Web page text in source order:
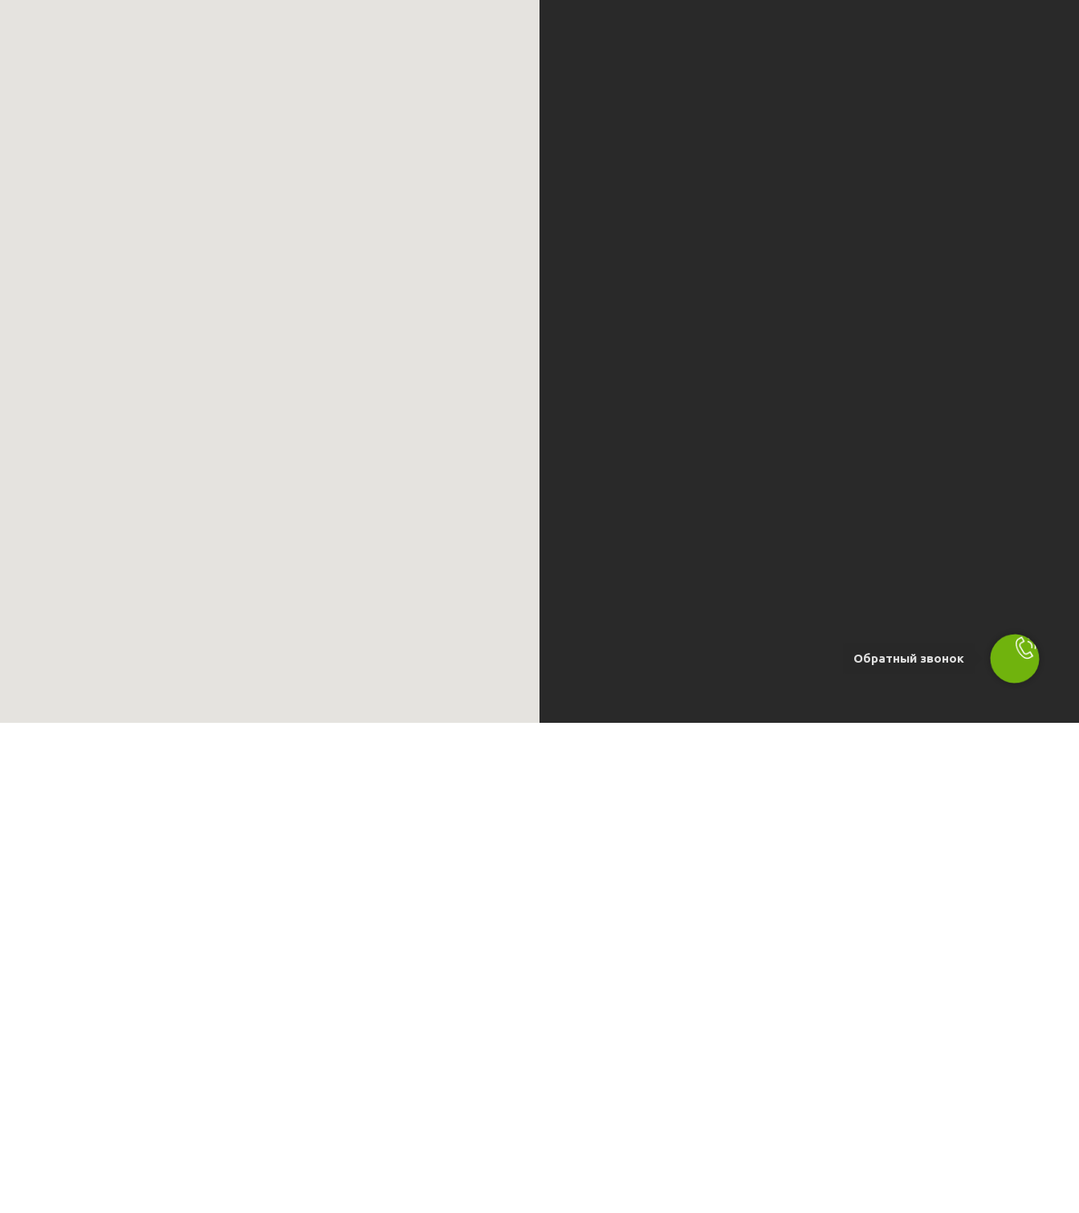
Обратный звонок